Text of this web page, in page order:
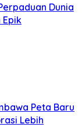
Dunia
Peta Baru
Lebih